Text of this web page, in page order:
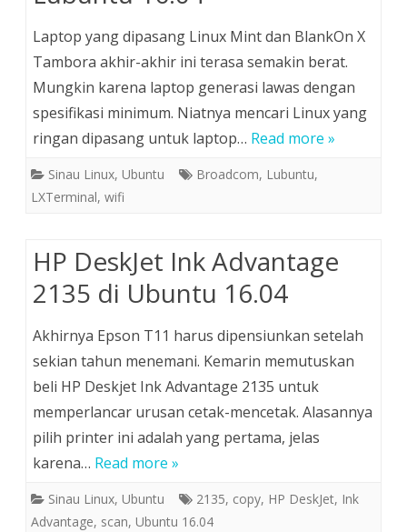
Laptop yang dipasang Linux Mint dan BlankOn X
Tambora akhir-akhir ini terasa semakin berat.
Mungkin karena laptop generasi lawas dengan
spesifikasi minimum. Niatnya mencari Linux yang
ringan dipasang untuk laptop… Read more »
Sinau Linux, Ubuntu Broadcom, Lubuntu,
LXTerminal, wifi
HP DeskJet Ink Advantage
2135 di Ubuntu 16.04
Akhirnya Epson T11 harus dipensiunkan setelah
sekian tahun menemani. Kemarin memutuskan
beli HP Deskjet Ink Advantage 2135 untuk
memperlancar urusan cetak-mencetak. Alasannya
pilih printer ini adalah yang pertama, jelas
karena… Read more »
Sinau Linux, Ubuntu 2135, copy, HP DeskJet, Ink
Advantage, scan, Ubuntu 16.04